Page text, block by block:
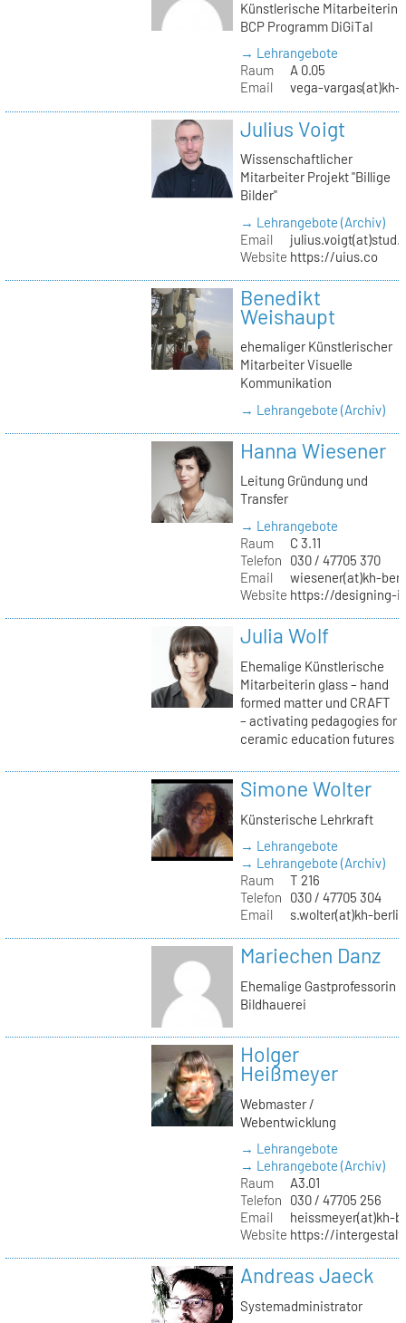
Künstlerische Mitarbeiterin
BCP Programm DiGiTal
→ Lehrangebote
Raum
A 0.05
Email
vega-vargas(at)kh-
Julius Voigt
Wissenschaftlicher
Mitarbeiter Projekt "Billige
Bilder"
→ Lehrangebote (Archiv)
Email
Website https://uius.co
Benedikt
Weishaupt
ehemaliger Künstlerischer
Mitarbeiter Visuelle
Kommunikation
→ Lehrangebote (Archiv)
Hanna Wiesener
Leitung Gründung und
Transfer
→ Lehrangebote
Raum
C 3.11
Telefon
030 / 47705 370
Email
wiesener(at)kh-
Website https://designing-
Julia Wolf
Ehemalige Künstlerische
Mitarbeiterin glass – hand
formed matter und CRAFT
– activating pedagogies for
ceramic education futures
Simone Wolter
Künsterische Lehrkraft
→ Lehrangebote
→ Lehrangebote (Archiv)
Raum
T 216
Telefon
030 / 47705 304
Email
s.wolter(at)kh-
Mariechen Danz
Ehemalige Gastprofessorin
Bildhauerei
Holger
Heißmeyer
Webmaster /
Webentwicklung
→ Lehrangebote
→ Lehrangebote (Archiv)
Raum
A3.01
Telefon
030 / 47705 256
Email
heissmeyer(at)kh-
Website https://
Andreas Jaeck
Systemadministrator